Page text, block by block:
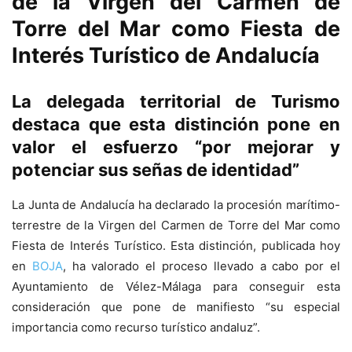
Torre del Mar como Fiesta de
Interés Turístico de Andalucía
La delegada territorial de Turismo
destaca que esta distinción pone en
valor el esfuerzo “por mejorar y
potenciar sus señas de identidad”
La Junta de Andalucía ha declarado la procesión marítimo-
terrestre de la Virgen del Carmen de Torre del Mar como
Fiesta de Interés Turístico. Esta distinción, publicada hoy
en BOJA, ha valorado el proceso llevado a cabo por el
Ayuntamiento de Vélez-Málaga para conseguir esta
consideración que pone de manifiesto “su especial
importancia como recurso turístico andaluz”.